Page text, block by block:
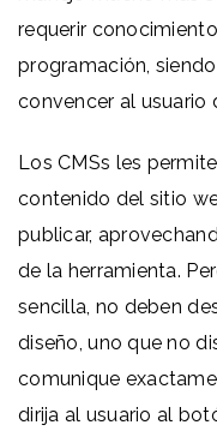
requerir
programación,
convencer al usuario
Los CMSs les
contenido del sitio
publicar,
de la herramienta.
sencilla, no deben
diseño, uno que no
comunique
dirija al usuario al